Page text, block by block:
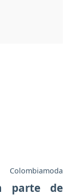
Colombiamoda
parte de